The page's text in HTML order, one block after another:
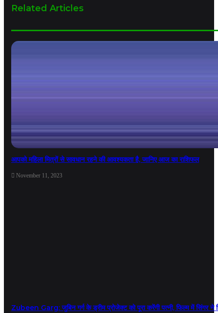
Related Articles
आपको महिला मित्रों से सावधान रहने की आवश्यकता है, जानिए आज का राशिफल
November 11, 2023
Zubeen Garg: जुबिन गर्ग के ड्रीम प्रोजेक्ट को पूरा करेंगी पत्नी, फिल्म में सिंगर ने